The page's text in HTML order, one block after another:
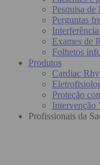
Pesquisa de
Perguntas
Exames de
Folhetos
Produtos
Cardiac
Proteção
Intervenção
Profissionais da